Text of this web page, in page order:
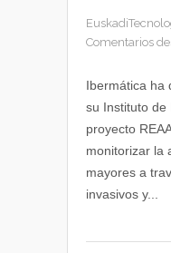
Comentarios
Ibermática ha
su Instituto de
proyecto
monitorizar la
mayores a
invasivos y...